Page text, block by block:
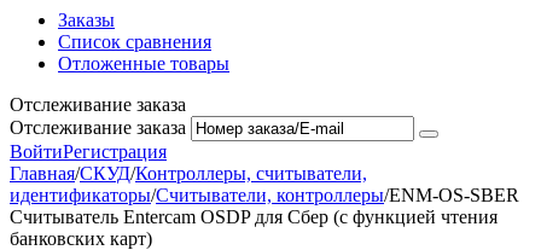
Заказы
Список сравнения
Отложенные товары
Отслеживание заказа
Отслеживание заказа
ВойтиРегистрация
Главная/СКУД/Контроллеры, считыватели,
идентификаторы/Считыватели, контроллеры/ENM-OS-SBER
Считыватель Entercam OSDP для Сбер (с функцией чтения
банковских карт)